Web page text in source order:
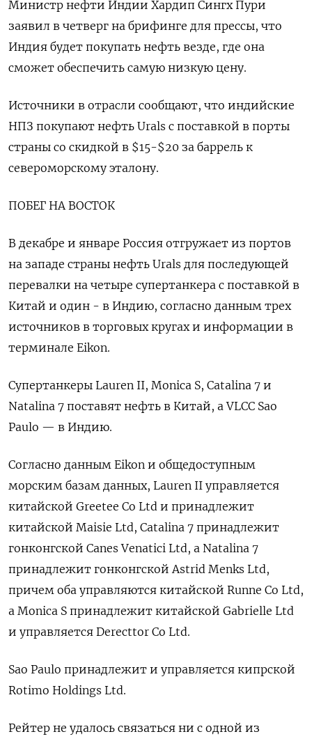
Министр нефти Индии Хардип Сингх Пури
заявил в четверг на брифинге для прессы, что
Индия будет покупать нефть везде, где она
сможет обеспечить самую низкую цену.
Источники в отрасли сообщают, что индийские
НПЗ покупают нефть Urals с поставкой в порты
страны со скидкой в $15-$20 за баррель к
североморскому эталону.
ПОБЕГ НА ВОСТОК
В декабре и январе Россия отгружает из портов
на западе страны нефть Urals для последующей
перевалки на четыре супертанкера с поставкой в
Китай и один - в Индию, согласно данным трех
источников в торговых кругах и информации в
терминале Eikon.
Супертанкеры Lauren II, Monica S, Catalina 7 и
Natalina 7 поставят нефть в Китай, а VLCC Sao
Paulo — в Индию.
Согласно данным Eikon и общедоступным
морским базам данных, Lauren II управляется
китайской Greetee Co Ltd и принадлежит
китайской Maisie Ltd, Catalina 7 принадлежит
гонконгской Canes Venatici Ltd, а Natalina 7
принадлежит гонконгской Astrid Menks Ltd,
причем оба управляются китайской Runne Co Ltd,
а Monica S принадлежит китайской Gabrielle Ltd
и управляется Derecttor Co Ltd.
Sao Paulo принадлежит и управляется кипрской
Rotimo Holdings Ltd.
Рейтер не удалось связаться ни с одной из